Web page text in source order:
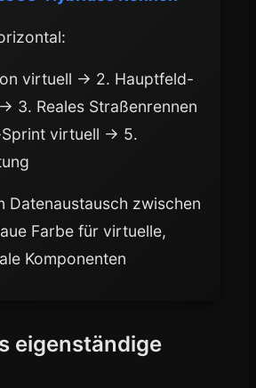
virtuell → 2. Hauptfeld-
3. Reales Straßenrennen
virtuell → 5.
Datenaustausch zwischen
Farbe für virtuelle,
Komponenten
eigenständige